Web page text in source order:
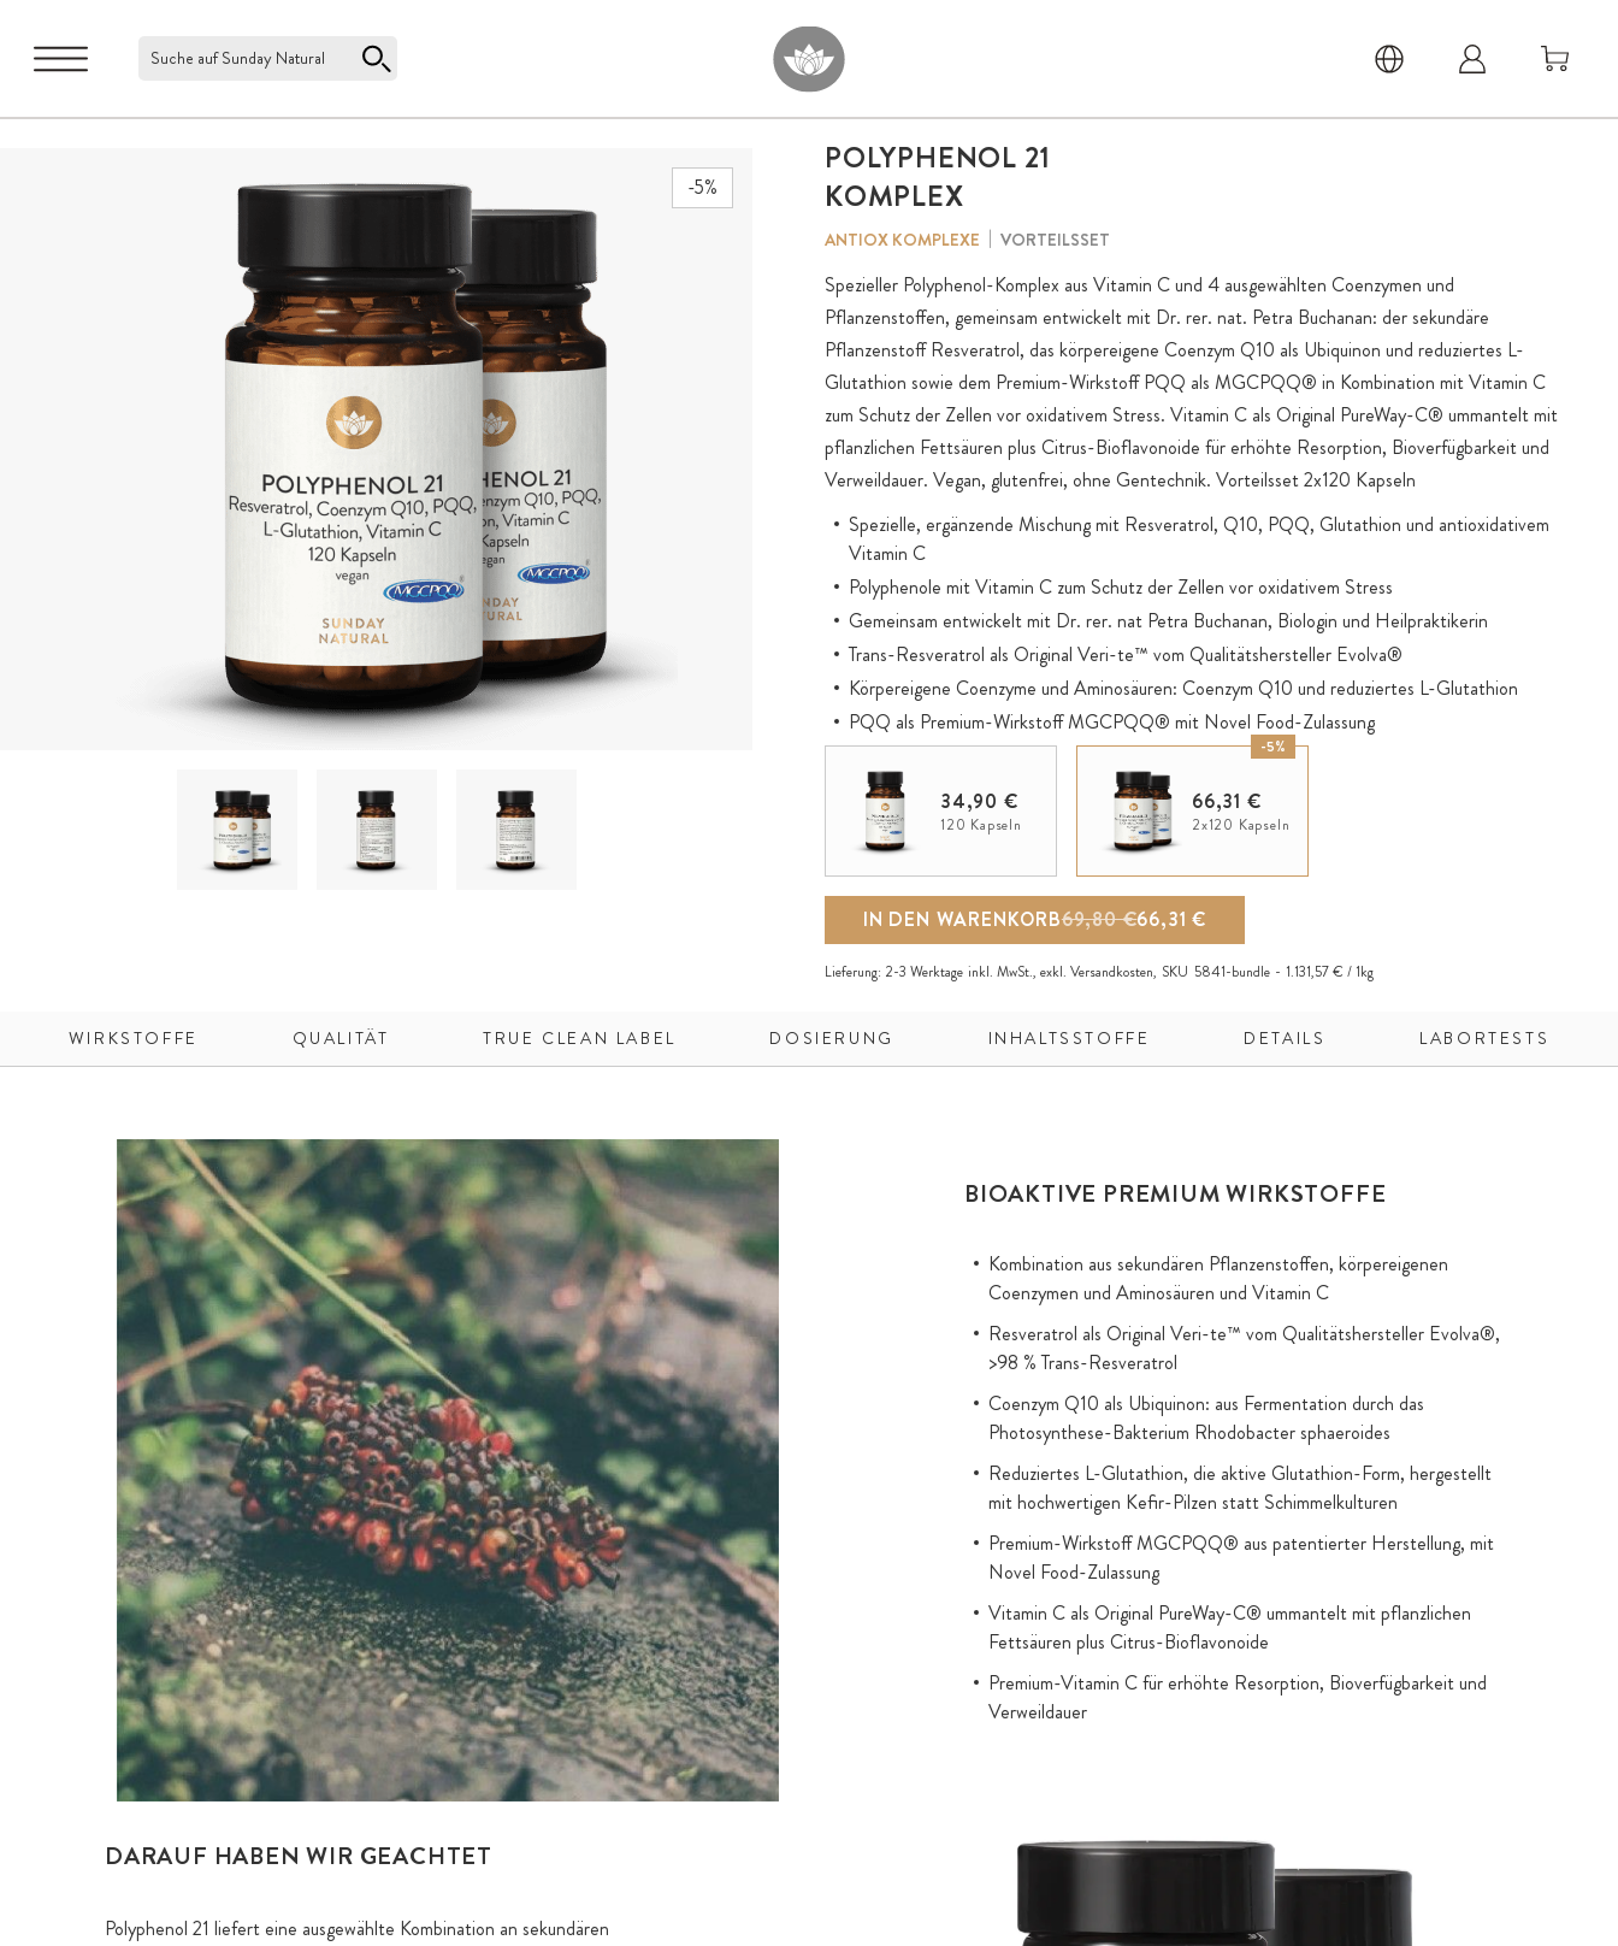
Suche auf Sunday Natural
-5%
POLYPHENOL 21
KOMPLEX
ANTIOX KOMPLEXE VORTEILSSET
Spezieller Polyphenol-Komplex aus Vitamin C und 4 ausgewählten Coenzymen und
Pflanzenstoffen, gemeinsam entwickelt mit Dr. rer. nat. Petra Buchanan: der sekundäre
Pflanzenstoff Resveratrol, das körpereigene Coenzym Q10 als Ubiquinon und reduziertes L-
Glutathion sowie dem Premium-Wirkstoff PQQ als MGCPQQ® in Kombination mit Vitamin C
zum Schutz der Zellen vor oxidativem Stress. Vitamin C als Original PureWay-C® ummantelt mit
pflanzlichen Fettsäuren plus Citrus-Bioflavonoide für erhöhte Resorption, Bioverfügbarkeit und
Verweildauer. Vegan, glutenfrei, ohne Gentechnik. Vorteilsset 2x120 Kapseln
Spezielle, ergänzende Mischung mit Resveratrol, Q10, PQQ, Glutathion und antioxidativem
Vitamin C
Polyphenole mit Vitamin C zum Schutz der Zellen vor oxidativem Stress
Gemeinsam entwickelt mit Dr. rer. nat Petra Buchanan, Biologin und Heilpraktikerin
Trans-Resveratrol als Original Veri-te™ vom Qualitätshersteller Evolva®
Körpereigene Coenzyme und Aminosäuren: Coenzym Q10 und reduziertes L-Glutathion
PQQ als Premium-Wirkstoff MGCPQQ® mit Novel Food-Zulassung
Original PureWay-C® ummantelt mit pflanzlichen Fettsäuren plus Citrus-Bioflavonoide für
erhöhte Resorption, Bioverfügbarkeit und Verweildauer
Vegan, gluten-, laktose-, gentechnikfrei, ohne jegliche Zusätze
34,90 €
120 Kapseln
-5%
66,31 €
2x120 Kapseln
IN DEN WARENKORB 66,31 €
69,80 €
Lieferung: 2-3 Werktage inkl. MwSt., exkl. Versandkosten, SKU 5841-bundle 1.131,57 € / 1kg
WIRKSTOFFE QUALITÄT TRUE CLEAN LABEL DOSIERUNG INHALTSSTOFFE DETAILS LABORTESTS
BIOAKTIVE PREMIUM WIRKSTOFFE
Kombination aus sekundären Pflanzenstoffen, körpereigenen
Coenzymen und Aminosäuren und Vitamin C
Resveratrol als Original Veri-te™ vom Qualitätshersteller Evolva®,
>98 % Trans-Resveratrol
Coenzym Q10 als Ubiquinon: aus Fermentation durch das
Photosynthese-Bakterium Rhodobacter sphaeroides
Reduziertes L-Glutathion, die aktive Glutathion-Form, hergestellt
mit hochwertigen Kefir-Pilzen statt Schimmelkulturen
Premium-Wirkstoff MGCPQQ® aus patentierter Herstellung, mit
Novel Food-Zulassung
Vitamin C als Original PureWay-C® ummantelt mit pflanzlichen
Fettsäuren plus Citrus-Bioflavonoide
Premium-Vitamin C für erhöhte Resorption, Bioverfügbarkeit und
Verweildauer
DARAUF HABEN WIR GEACHTET
Polyphenol 21 liefert eine ausgewählte Kombination an sekundären